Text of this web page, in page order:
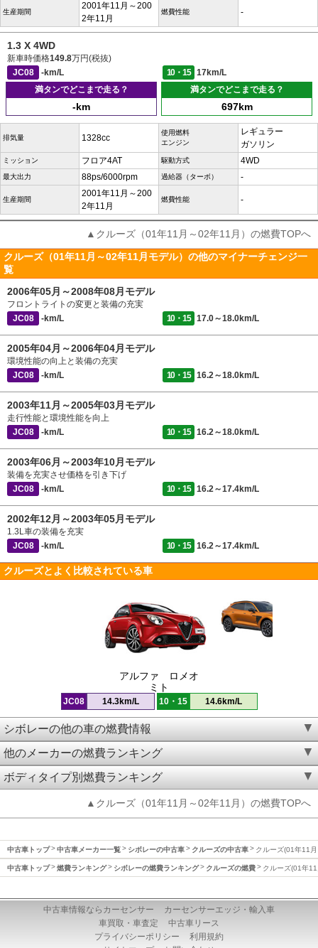
生産期間
2001年11月～200
2年11月
燃費性能 -
1.3 X 4WD
新車時価格149.8万円(税抜)
JC08
-km/L 10・15
17km/L
満タンでどこまで走る？
-km
満タンでどこまで走る？
697km
排気量 1328cc
使用燃料
エンジン
レギュラー
ガソリン
ミッション フロア4AT 駆動方式 4WD
最大出力 88ps/6000rpm 過給器（ターボ） -
生産期間
2001年11月～200
2年11月
燃費性能 -
▲クルーズ（01年11月～02年11月）の燃費TOPへ
クルーズ（01年11月～02年11月モデル）の他のマイナーチェンジ一
覧
2006年05月～2008年08月モデル
フロントライトの変更と装備の充実
JC08
-km/L 10・15 17.0～18.0km/L
2005年04月～2006年04月モデル
環境性能の向上と装備の充実
JC08
-km/L 10・15 16.2～18.0km/L
2003年11月～2005年03月モデル
走行性能と環境性能を向上
JC08
-km/L 10・15 16.2～18.0km/L
2003年06月～2003年10月モデル
装備を充実させ価格を引き下げ
JC08
-km/L 10・15 16.2～17.4km/L
2002年12月～2003年05月モデル
1.3L車の装備を充実
JC08
-km/L 10・15 16.2～17.4km/L
クルーズとよく比較されている車
アルファ ロメオ
ミト
JC08 14.3km/L 10・15 14.6km/L
シボレーの他の車の燃費情報
他のメーカーの燃費ランキング
ボディタイプ別燃費ランキング
▲クルーズ（01年11月～02年11月）の燃費TOPへ
中古車トップ 中古車メーカー一覧 シボレーの中古車 クルーズの中古車 クルーズ(01年11
中古車トップ 燃費ランキング シボレーの燃費ランキング クルーズの燃費 クルーズ(01年
中古車情報ならカーセンサー
カーセンサーエッジ・輸入車
車買取・車査定
中古車リース
プライバシーポリシー
利用規約